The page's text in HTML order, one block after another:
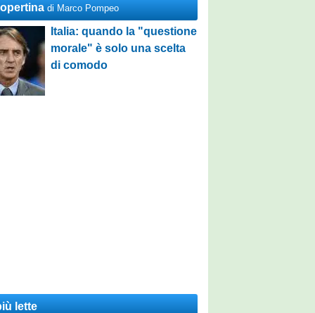
di Marco Pompeo
Italia: quando la "questione
morale" è solo una scelta
di comodo
lette